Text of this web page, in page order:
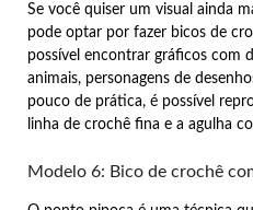
Se você quiser um visual ainda
pode optar por fazer bicos de
possível encontrar gráficos com
animais, personagens de
pouco de prática, é possível
linha de crochê fina e a agulha
Modelo 6: Bico de crochê